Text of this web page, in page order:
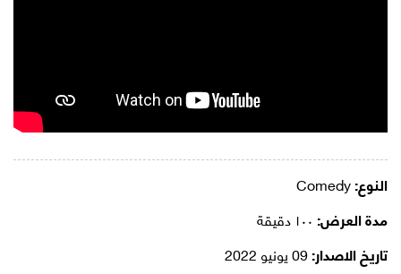
النوع:
مدة العرض:
تاريخ الاصدار: